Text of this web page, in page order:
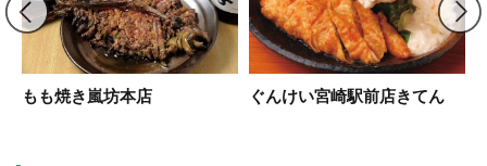
もも焼き嵐坊本店 ぐんけい宮崎駅前店きてん